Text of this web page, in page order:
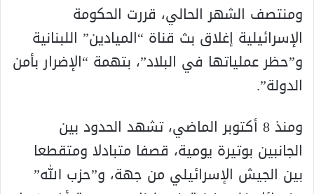
ومنتصف الشهر الحالي، قررت الحكومة
الإسرائيلية إغلاق بث قناة “الميادين” اللبنانية
و”حظر عملياتها في البلاد”، بتهمة “الإضرار بأمن
الدولة”.
ومنذ 8 أكتوبر الماضي، تشهد الحدود بين
الجانبين بوتيرة يومية، قصفا متبادلا ومتقطعا
بين الجيش الإسرائيلي من جهة، و”حزب الله”